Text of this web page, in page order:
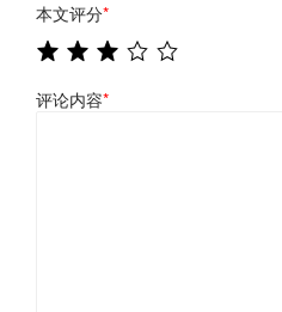
本文评分*
评论内容*